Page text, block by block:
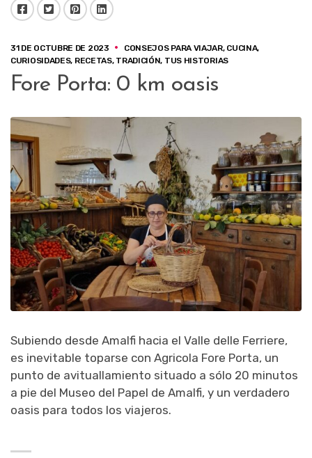
Facebook Twitter Pinterest LinkedIn
31 DE OCTUBRE DE 2023 CONSEJOS PARA VIAJAR, CUCINA,
CURIOSIDADES, RECETAS, TRADICIÓN, TUS HISTORIAS
Fore Porta: 0 km oasis
Subiendo desde Amalfi hacia el Valle delle Ferriere,
es inevitable toparse con Agricola Fore Porta, un
punto de avituallamiento situado a sólo 20 minutos
a pie del Museo del Papel de Amalfi, y un verdadero
oasis para todos los viajeros.